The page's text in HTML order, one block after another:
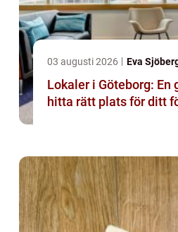
03 augusti 2026 Eva
Lokaler i Göteborg: En
hitta rätt plats för ditt